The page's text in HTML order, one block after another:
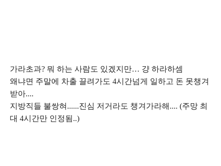
가라초과? 뭐 하는 사람도 있겠지만… 걍 하라하셈
왜냐면 주말에 차출 끌려가도 4시간넘게 일하고 돈 못챙겨
받아....
지방직들 불쌍혀......진심 저거라도 챙겨가라해.... (주망 최
대 4시간만 인정됨..)